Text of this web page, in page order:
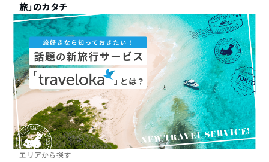
旅」のカタチ
エリアから探す